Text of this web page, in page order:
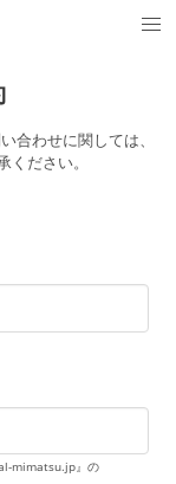
合わせに関しては、
ださい。
mimatsu.jp』の